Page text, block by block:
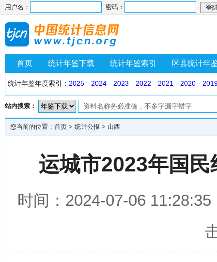
用户名： 密码：
首页 统计年鉴下载 统计年鉴索引 区县统计年
统计年鉴年度索引： 2025 2024 2023 2022 2021 2020
站内搜索：
您当前的位置： 首页 > 统计公报 > 山西
运城市2023年国
时间：2024-07-06